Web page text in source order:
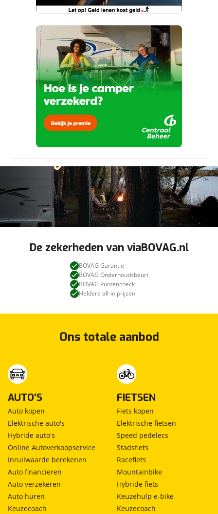
om je aanvraag zo goed mogelijk bij de
aanbieder te brengen. Lees hier meer over in
onzeprivacyverklaring .
Telefoonnummer (optioneel)
Verstuur mijn vraag
viaBOVAG.nl verwerkt je persoonsgegevens
om je aanvraag zo goed mogelijk bij de
aanbieder te brengen. Lees hier meer over in
onzeprivacyverklaring
Kan je ons nog meer vertellen? (optioneel)
Stuur mijn bevinding door
De zekerheden van viaBOVAG.nl
BOVAG Garantie
BOVAG Onderhoudsbeurt
BOVAG Puntencheck
Heldere all-in prijzen
Ons totale aanbod
AUTO'S
Auto kopen
Elektrische auto's
Hybride auto's
Online Autoverkoopservice
Inruilwaarde berekenen
Auto financieren
Auto verzekeren
Auto huren
Keuzecoach
FIETSEN
Fiets kopen
Elektrische fietsen
Speed pedelecs
Stadsfiets
Racefiets
Mountainbike
Hybride fiets
Keuzehulp e-bike
Keuzecoach